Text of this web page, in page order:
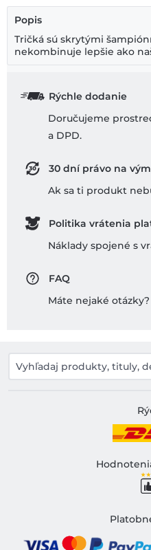
Popis
Tričká sú skrytými
nekombinuje lepšie ako
Rýchle dodanie
Doručujeme
a DPD.
30 dní právo na
Ak sa ti produkt
Politika vrátenia
Náklady spojené s
FAQ
Máte nejaké